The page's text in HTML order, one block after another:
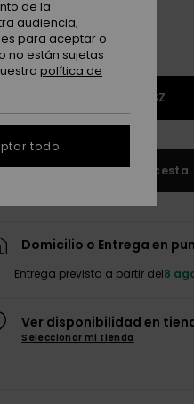
1SZ
Añadir a la cesta
Domicilio o Entrega en
Entrega prevista a partir del8
Ver disponibilidad en
Seleccionar mi tienda
de la
audiencia,
para aceptar o
no están sujetas
política de
todo